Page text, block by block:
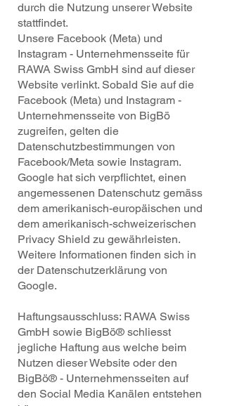
durch die Nutzung unserer Website
stattfindet.
Unsere Facebook (Meta) und
Instagram - Unternehmensseite für
RAWA Swiss GmbH sind auf dieser
Website verlinkt. Sobald Sie auf die
Facebook (Meta) und Instagram -
Unternehmensseite von BigBö
zugreifen, gelten die
Datenschutzbestimmungen von
Facebook/Meta sowie Instagram.
Google hat sich verpflichtet, einen
angemessenen Datenschutz gemäss
dem amerikanisch-europäischen und
dem amerikanisch-schweizerischen
Privacy Shield zu gewährleisten.
Weitere Informationen finden sich in
der Datenschutzerklärung von
Google.
Haftungsausschluss: RAWA Swiss
GmbH sowie BigBö® schliesst
jegliche Haftung aus welche beim
Nutzen dieser Website oder den
BigBö® - Unternehmensseiten auf
den Social Media Kanälen entstehen